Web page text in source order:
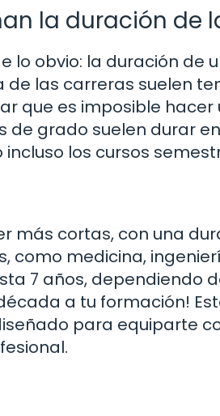
la duración de
lo obvio: la duración de
de las carreras suelen
que es imposible
de grado suelen durar
los cursos
más cortas, con una
como medicina,
7 años, dependiendo
a tu formación!
para equiparte